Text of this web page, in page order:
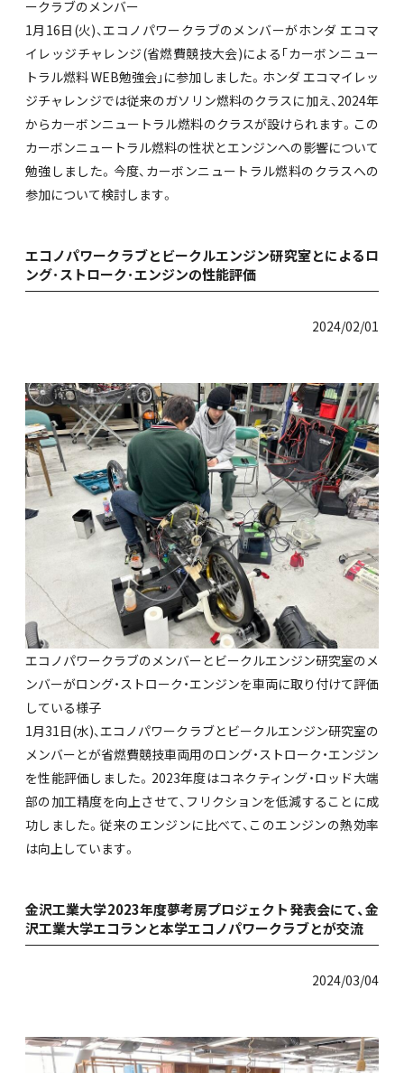
ークラブのメンバー
1月16日(火)、エコノパワークラブのメンバーがホンダ エコマ
イレッジチャレンジ(省燃費競技大会)による｢カーボンニュー
トラル燃料 WEB勉強会｣に参加しました。ホンダ エコマイレッ
ジチャレンジでは従来のガソリン燃料のクラスに加え、2024年
からカーボンニュートラル燃料のクラスが設けられます。この
カーボンニュートラル燃料の性状とエンジンへの影響について
勉強しました。今度、カーボンニュートラル燃料のクラスへの
参加について検討します。
エコノパワークラブとビークルエンジン研究室とによるロ
ング･ストローク･エンジンの性能評価
2024/02/01
エコノパワークラブのメンバーとビークルエンジン研究室のメ
ンバーがロング・ストローク・エンジンを車両に取り付けて評価
している様子
1月31日(水)、エコノパワークラブとビークルエンジン研究室の
メンバーとが省燃費競技車両用のロング・ストローク・エンジン
を性能評価しました。2023年度はコネクティング・ロッド大端
部の加工精度を向上させて、フリクションを低減することに成
功しました。従来のエンジンに比べて、このエンジンの熱効率
は向上しています。
金沢工業大学2023年度夢考房プロジェクト発表会にて、金
沢工業大学エコランと本学エコノパワークラブとが交流
2024/03/04